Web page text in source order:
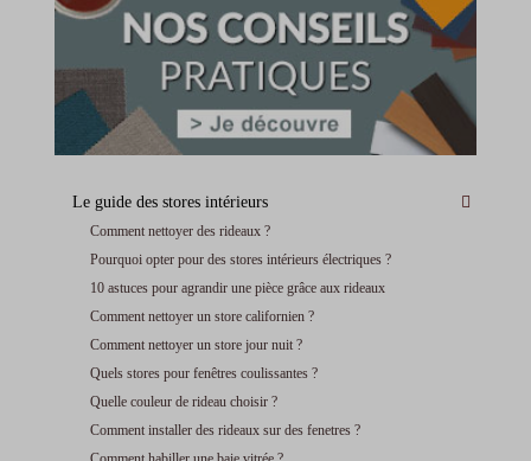
Le guide des stores intérieurs
Comment nettoyer des rideaux ?
Pourquoi opter pour des stores intérieurs électriques ?
10 astuces pour agrandir une pièce grâce aux rideaux
Comment nettoyer un store californien ?
Comment nettoyer un store jour nuit ?
Quels stores pour fenêtres coulissantes ?
Quelle couleur de rideau choisir ?
Comment installer des rideaux sur des fenetres ?